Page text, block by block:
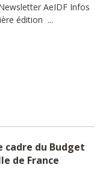
AeIDF Infos
édition ...
cadre du Budget
de France